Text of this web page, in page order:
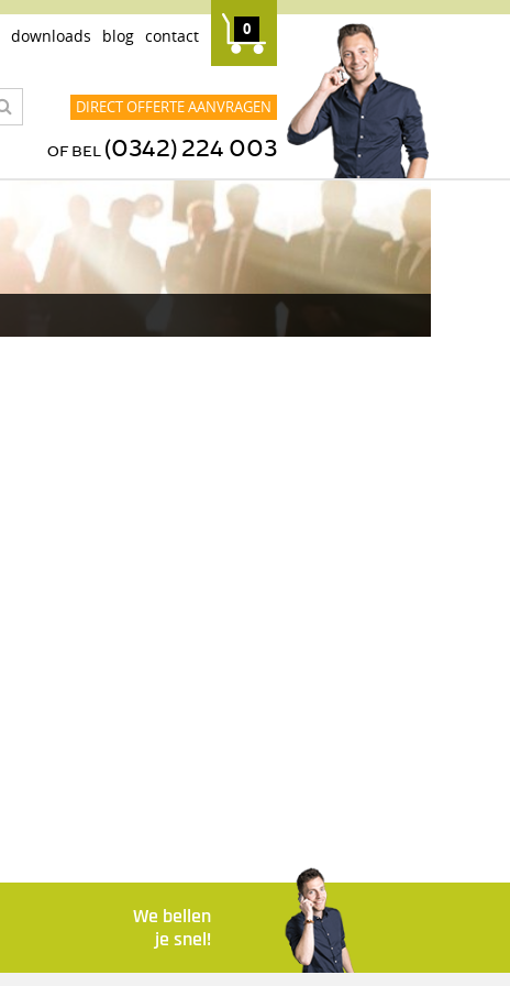
downloads blog contact 0
DIRECT OFFERTE AANVRAGEN
OF BEL (0342) 224 003
We bellen
je snel!